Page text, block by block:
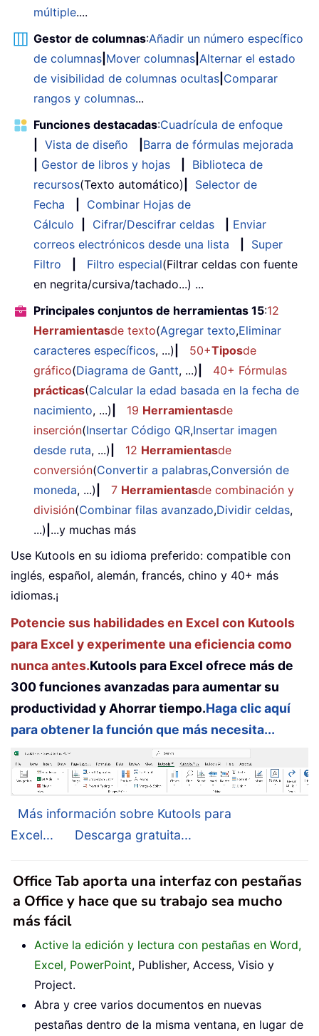
múltiple....
Gestor de columnas:Añadir un número específico
de columnas Mover columnas Alternar el estado
de visibilidad de columnas ocultas Comparar
rangos y columnas...
Funciones destacadas:Cuadrícula de enfoque
Vista de diseño
Barra de fórmulas mejorada
Gestor de libros y hojas
Biblioteca de
recursos(Texto automático)
Selector de
Fecha
Combinar Hojas de
Cálculo
Cifrar/Descifrar celdas
Enviar
correos electrónicos desde una lista
Super
Filtro
Filtro especial(Filtrar celdas con fuente
en negrita/cursiva/tachado...) ...
Principales conjuntos de herramientas 15:12
Herramientasde texto(Agregar texto,Eliminar
caracteres específicos, ...) 50+Tiposde
gráfico(Diagrama de Gantt, ...)
40+ Fórmulas
prácticas(Calcular la edad basada en la fecha de
nacimiento, ...) 19 Herramientasde
inserción(Insertar Código QR,Insertar imagen
desde ruta, ...) 12 Herramientasde
conversión(Convertir a palabras,Conversión de
moneda, ...) 7 Herramientasde combinación y
división(Combinar filas avanzado,Dividir celdas,
...) ...y muchas más
Use Kutools en su idioma preferido: compatible con
inglés, español, alemán, francés, chino y 40+ más
idiomas.¡
Potencie sus habilidades en Excel con Kutools
para Excel y experimente una eficiencia como
nunca antes.Kutools para Excel ofrece más de
300 funciones avanzadas para aumentar su
productividad y Ahorrar tiempo.Haga clic aquí
para obtener la función que más necesita...
Más información sobre Kutools para
Excel...
Descarga gratuita...
Office Tab aporta una interfaz con pestañas
a Office y hace que su trabajo sea mucho
más fácil
Active la edición y lectura con pestañas en Word,
Excel, PowerPoint, Publisher, Access, Visio y
Project.
Abra y cree varios documentos en nuevas
pestañas dentro de la misma ventana, en lugar de